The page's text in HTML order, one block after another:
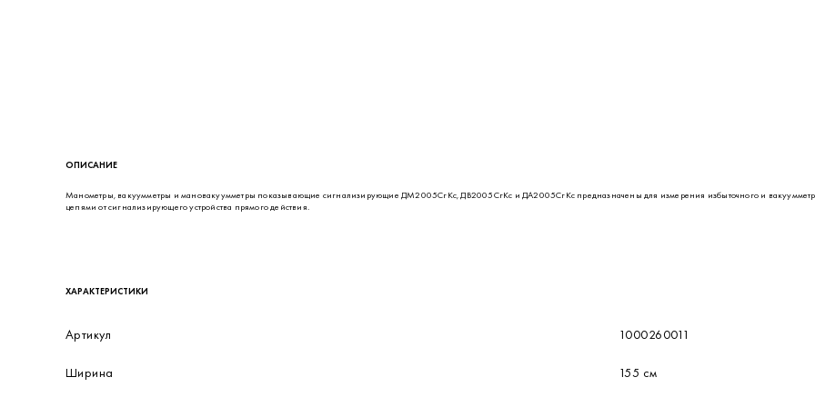
ОПИСАНИЕ
Манометры, вакуумметры и мановакуумметры показывающие сигнализирующие ДМ2005СгКс, ДВ2005СгКс и ДА2005СгКс предназначены для измерения избыточного и
цепями от сигнализирующего устройства прямого действия.
ХАРАКТЕРИСТИКИ
Артикул 1000260011
Ширина 155 см